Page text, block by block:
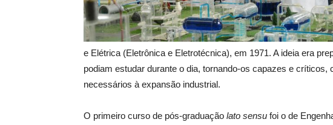
e Elétrica (Eletrônica e Eletrotécnica), em 1971. A ideia era
podiam estudar durante o dia, tornando-os capazes e
necessários à expansão industrial.
O primeiro curso de pós-graduação lato sensu foi o de